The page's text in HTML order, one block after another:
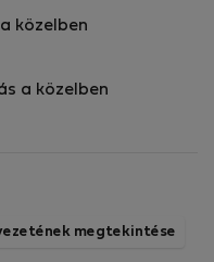
közelben
a közelben
megtekintése